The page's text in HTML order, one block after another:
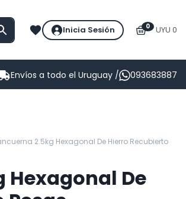
Inicia Sesión 0 UYU 0
Envíos a todo el Uruguay / 093683887
2.5kg Hexagonal De Hierro Recubierto
Hexagonal De